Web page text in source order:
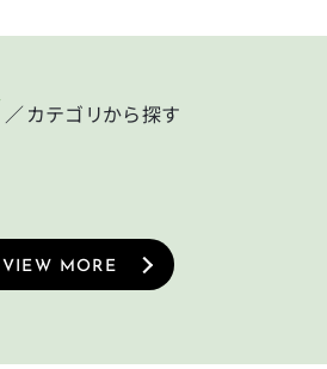
／カテゴリから探す
LIGHT
VIEW MORE